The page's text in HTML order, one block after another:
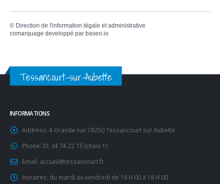
© Direction de l'information légale et administrative
comarquage developpé par baseo.io
Tessancourt-sur-Aubette
INFORMATIONS
Address: 4 Grande rue 78250 Tessancourt sur Aubette
Phone: 01 34 74 22 15 (choix 1)
Email: accueil@tessancourt.fr
Horaires: du mardi au vendredi de 16 H 00 à 18 H 00